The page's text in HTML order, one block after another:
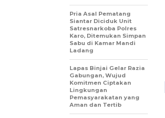
Pria Asal Pematang
Siantar Diciduk Unit
Satresnarkoba Polres
Karo, Ditemukan Simpan
Sabu di Kamar Mandi
Ladang
Lapas Binjai Gelar Razia
Gabungan, Wujud
Komitmen Ciptakan
Lingkungan
Pemasyarakatan yang
Aman dan Tertib